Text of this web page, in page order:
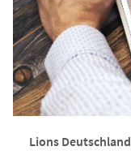
Lions Deutschland